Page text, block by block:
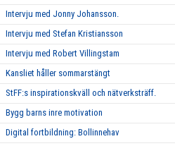
Intervju med Jonny Johansson.
Intervju med Stefan Kristiansson
Intervju med Robert Villingstam
Kansliet håller sommarstängt
StFF:s inspirationskväll och nätverksträff.
Bygg barns inre motivation
Digital fortbildning: Bollinnehav